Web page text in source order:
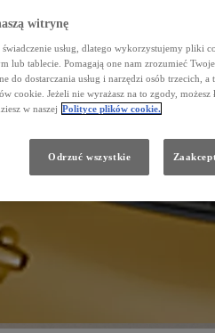
witrynę
usług, dlatego wykorzystujemy pliki
lub tablecie. Pomagają one nam zrozumieć
dostarczania usług i narzędzi osób trzecich, a
cookie. Jeżeli nie wyrażasz na to zgody, możesz
w naszej Polityce plików cookie.
Odrzuć wszystkie